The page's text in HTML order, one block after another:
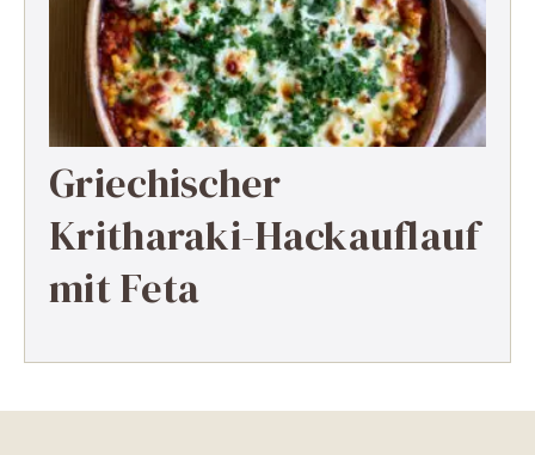
Griechischer
Kritharaki-Hackauflauf
mit Feta